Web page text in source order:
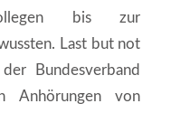
bis zur
Last but not
Bundesverband
Anhörungen von